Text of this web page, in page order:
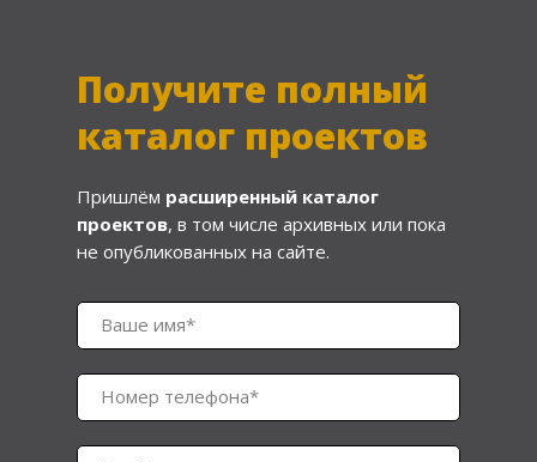
Получите полный
каталог проектов
Пришлём расширенный каталог
проектов, в том числе архивных или пока
не опубликованных на сайте.
Ваше имя*
Номер телефона*